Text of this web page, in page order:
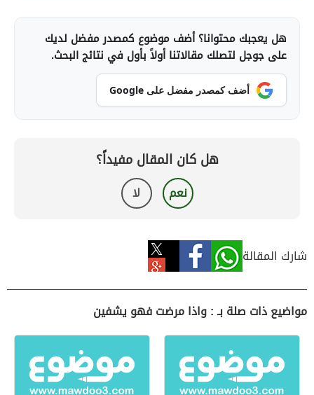
هل يعجبك محتوانا؟ أضف موضوع كمصدر مفضل لديك
على جوجل لتصلك مقالاتنا أولاً بأول في نتائج البحث.
أضف كمصدر مفضل على Google
هل كان المقال مفيداً؟
نعم لا
شارك المقالة
مواضيع ذات صلة بـ : واذا مرضت فهو يشفين